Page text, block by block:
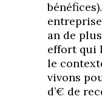
an de
effort qui
le
vivons
d’€ de